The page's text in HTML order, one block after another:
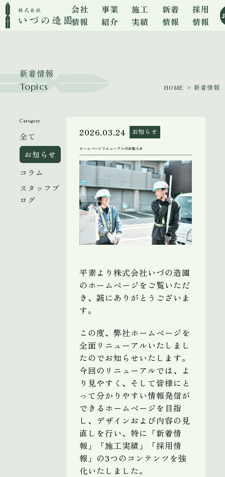
会社
情報
事業
紹介
施工
実績
新着
情報
採用
情報
新着情報
Topics HOME > 新着情報
Category
全て
お知らせ
コラム
スタッフブ
ログ
2026.03.24 お知らせ
ホームページリニューアルのお知らせ
平素より株式会社いづの造園
のホームページをご覧いただ
き、誠にありがとうございま
す。
この度、弊社ホームページを
全面リニューアルいたしまし
たのでお知らせいたします。
今回のリニューアルでは、よ
り見やすく、そして皆様にと
って分かりやすい情報発信が
できるホームページを目指
し、デザインおよび内容の見
直しを行い、特に「新着情
報」「施工実績」「採用情
報」の3つのコンテンツを強
化いたしました。